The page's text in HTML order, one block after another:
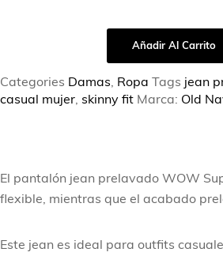
Añadir Al Carrito
Categories Damas, Ropa Tags jean
casual mujer, skinny fit Marca: Old
El pantalón jean prelavado WOW
flexible, mientras que el acabado
Este jean es ideal para outfits